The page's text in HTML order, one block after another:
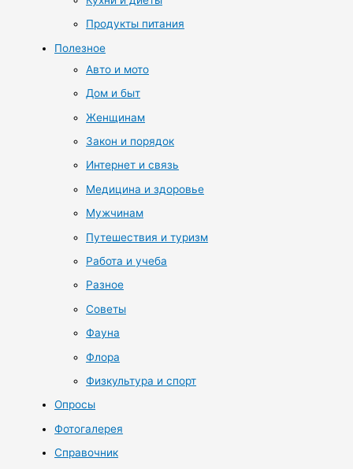
Продукты питания
Полезное
Авто и мото
Дом и быт
Женщинам
Закон и порядок
Интернет и связь
Медицина и здоровье
Мужчинам
Путешествия и туризм
Работа и учеба
Разное
Советы
Фауна
Флора
Физкультура и спорт
Опросы
Фотогалерея
Справочник